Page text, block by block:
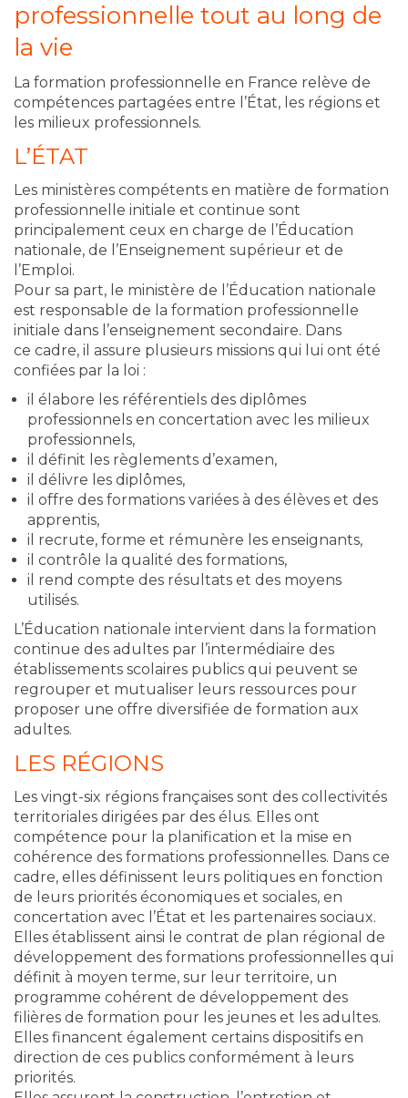
professionnelle tout au long de
la vie
La formation professionnelle en France relève de
compétences partagées entre l’État, les régions et
les milieux professionnels.
L’ÉTAT
Les ministères compétents en matière de formation
professionnelle initiale et continue sont
principalement ceux en charge de l’Éducation
nationale, de l’Enseignement supérieur et de
l’Emploi.
Pour sa part, le ministère de l’Éducation nationale
est responsable de la formation professionnelle
initiale dans l’enseignement secondaire. Dans
ce cadre, il assure plusieurs missions qui lui ont été
confiées par la loi :
il élabore les référentiels des diplômes
professionnels en concertation avec les milieux
professionnels,
il définit les règlements d’examen,
il délivre les diplômes,
il offre des formations variées à des élèves et des
apprentis,
il recrute, forme et rémunère les enseignants,
il contrôle la qualité des formations,
il rend compte des résultats et des moyens
utilisés.
L’Éducation nationale intervient dans la formation
continue des adultes par l’intermédiaire des
établissements scolaires publics qui peuvent se
regrouper et mutualiser leurs ressources pour
proposer une offre diversifiée de formation aux
adultes.
LES RÉGIONS
Les vingt-six régions françaises sont des collectivités
territoriales dirigées par des élus. Elles ont
compétence pour la planification et la mise en
cohérence des formations professionnelles. Dans ce
cadre, elles définissent leurs politiques en fonction
de leurs priorités économiques et sociales, en
concertation avec l’État et les partenaires sociaux.
Elles établissent ainsi le contrat de plan régional de
développement des formations professionnelles qui
définit à moyen terme, sur leur territoire, un
programme cohérent de développement des
filières de formation pour les jeunes et les adultes.
Elles financent également certains dispositifs en
direction de ces publics conformément à leurs
priorités.